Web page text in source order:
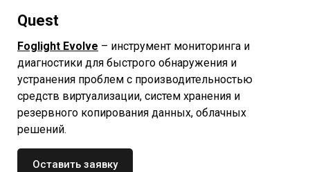
Quest
Foglight Evolve – инструмент мониторинга и
диагностики для быстрого обнаружения и
устранения проблем с производительностью
средств виртуализации, систем хранения и
резервного копирования данных, облачных
решений.
Оставить заявку